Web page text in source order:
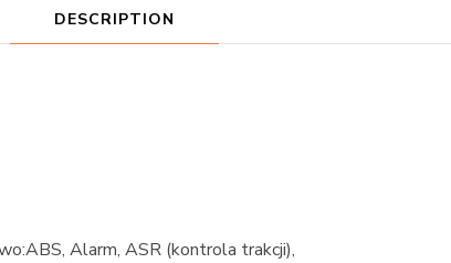
DESCRIPTION
Alarm, ASR (kontrola trakcji),